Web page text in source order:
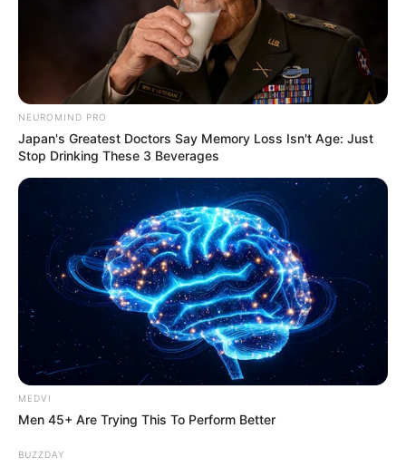
NEUROMIND PRO
Japan's Greatest Doctors Say Memory Loss Isn't Age: Just
Stop Drinking These 3 Beverages
MEDVI
Men 45+ Are Trying This To Perform Better
BUZZDAY